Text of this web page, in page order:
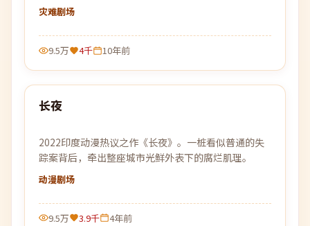
背叛的猫鼠游戏即将上演。
灾难剧场
9.5万 4千 10年前
热门
99:09
长夜
2022印度动漫热议之作《长夜》。一桩看似普通的失
踪案背后，牵出整座城市光鲜外表下的腐烂肌理。
动漫剧场
9.5万 3.9千 4年前